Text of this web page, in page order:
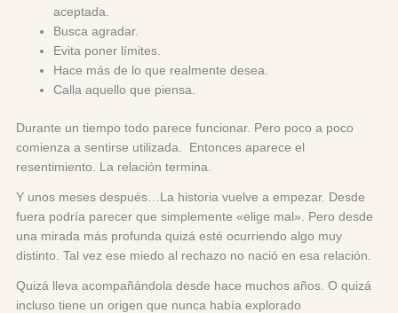
aceptada.
Busca agradar.
Evita poner límites.
Hace más de lo que realmente desea.
Calla aquello que piensa.
Durante un tiempo todo parece funcionar. Pero poco a poco
comienza a sentirse utilizada. Entonces aparece el
resentimiento. La relación termina.
Y unos meses después…La historia vuelve a empezar. Desde
fuera podría parecer que simplemente «elige mal». Pero desde
una mirada más profunda quizá esté ocurriendo algo muy
distinto. Tal vez ese miedo al rechazo no nació en esa relación.
Quizá lleva acompañándola desde hace muchos años. O quizá
incluso tiene un origen que nunca había explorado